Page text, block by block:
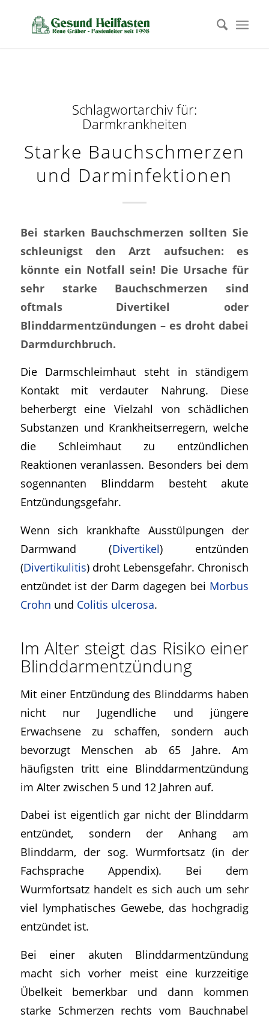
Schlagwortarchiv für:
Darmkrankheiten
Starke Bauchschmerzen
und Darminfektionen
Bei starken Bauchschmerzen sollten Sie
schleunigst den Arzt aufsuchen: es
könnte ein Notfall sein! Die Ursache für
sehr starke Bauchschmerzen sind
oftmals Divertikel oder
Blinddarmentzündungen – es droht dabei
Darmdurchbruch.
Die Darmschleimhaut steht in ständigem
Kontakt mit verdauter Nahrung. Diese
beherbergt eine Vielzahl von schädlichen
Substanzen und Krankheitserregern, welche
die Schleimhaut zu entzündlichen
Reaktionen veranlassen. Besonders bei dem
sogennanten Blinddarm besteht akute
Entzündungsgefahr.
Wenn sich krankhafte Ausstülpungen der
Darmwand (Divertikel) entzünden
(Divertikulitis) droht Lebensgefahr. Chronisch
entzündet ist der Darm dagegen bei Morbus
Crohn und Colitis ulcerosa.
Im Alter steigt das Risiko einer
Blinddarmentzündung
Mit einer Entzündung des Blinddarms haben
nicht nur Jugendliche und jüngere
Erwachsene zu schaffen, sondern auch
bevorzugt Menschen ab 65 Jahre. Am
häufigsten tritt eine Blinddarmentzündung
im Alter zwischen 5 und 12 Jahren auf.
Dabei ist eigentlich gar nicht der Blinddarm
entzündet, sondern der Anhang am
Blinddarm, der sog. Wurmfortsatz (in der
Fachsprache Appendix). Bei dem
Wurmfortsatz handelt es sich auch um sehr
viel lymphatisches Gewebe, das hochgradig
entzündet ist.
Bei einer akuten Blinddarmentzündung
macht sich vorher meist eine kurzzeitige
Übelkeit bemerkbar und dann kommen
starke Schmerzen rechts vom Bauchnabel